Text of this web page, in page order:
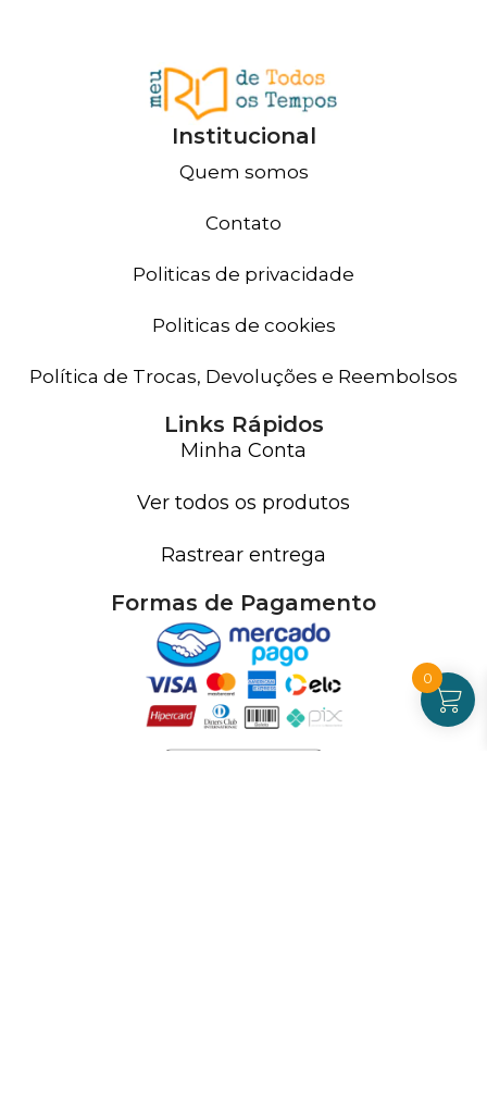
Institucional
Quem somos
Contato
Politicas de privacidade
Politicas de cookies
Política de Trocas, Devoluções e Reembolsos
Links Rápidos
Minha Conta
Ver todos os produtos
Rastrear entrega
Formas de Pagamento
0